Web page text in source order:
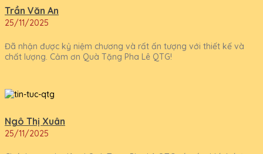
Trần Văn An
25/11/2025
Đã nhận được kỷ niệm chương và rất ấn tượng với thiết kế và
chất lượng. Cảm ơn Quà Tặng Pha Lê QTG!
Ngô Thị Xuân
25/11/2025